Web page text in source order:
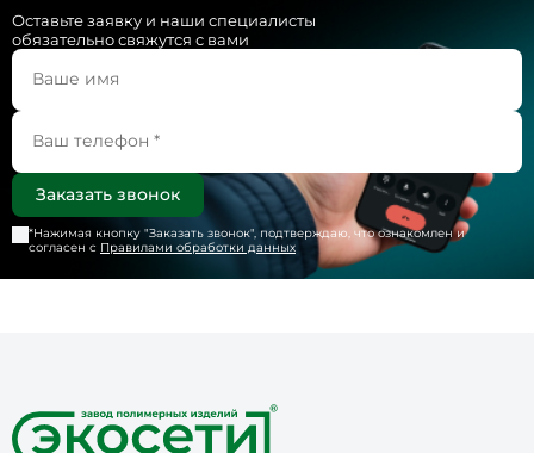
Оставьте заявку и наши специалисты
обязательно свяжутся с вами
*Нажимая кнопку "Заказать звонок", подтверждаю, что ознакомлен и
согласен с Правилами обработки данных